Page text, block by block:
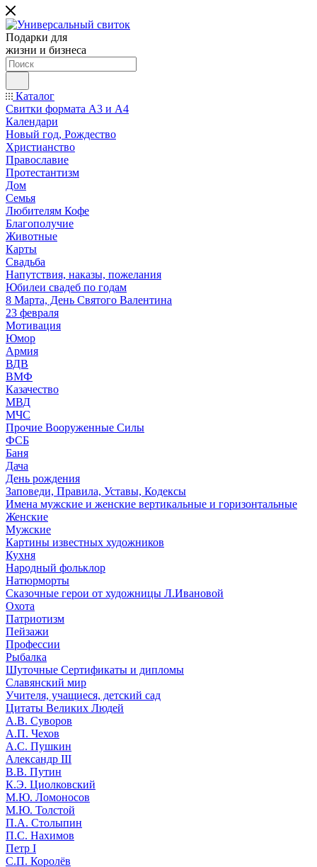
Подарки для
жизни и бизнеса
Каталог
Свитки формата А3 и А4
Календари
Новый год, Рождество
Христианство
Православие
Протестантизм
Дом
Семья
Любителям Кофе
Благополучие
Животные
Карты
Свадьба
Напутствия, наказы, пожелания
Юбилеи свадеб по годам
8 Марта, День Святого Валентина
23 февраля
Мотивация
Юмор
Армия
ВДВ
ВМФ
Казачество
МВД
МЧС
Прочие Вооруженные Силы
ФСБ
Баня
Дача
День рождения
Заповеди, Правила, Уставы, Кодексы
Имена мужские и женские вертикальные и горизонтальные
Женские
Мужские
Картины известных художников
Кухня
Народный фольклор
Натюрморты
Сказочные герои от художницы Л.Ивановой
Охота
Патриотизм
Пейзажи
Профессии
Рыбалка
Шуточные Сертификаты и дипломы
Славянский мир
Учителя, учащиеся, детский сад
Цитаты Великих Людей
А.В. Суворов
А.П. Чехов
А.С. Пушкин
Александр III
В.В. Путин
К.Э. Циолковский
М.Ю. Ломоносов
М.Ю. Толстой
П.А. Столыпин
П.С. Нахимов
Петр I
С.П. Королёв